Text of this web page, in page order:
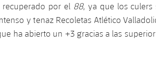
recuperado por el 88, ya que los culers
y tenaz Recoletas Atlético
ha abierto un +3 gracias a las